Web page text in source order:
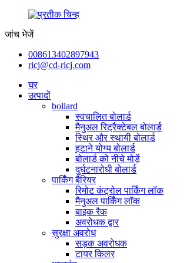
जांच भेजें
008613402897943
ricj@cd-ricj.com
घर
उत्पादों
bollard
स्वचालित बोलार्ड
मैनुअल रिट्रैक्टेबल बोलार्ड
स्थिर और स्थायी बोलार्ड
हटाने योग्य बोलार्ड
बोलार्ड को नीचे मोड़ें
दुर्घटनारोधी बोलार्ड
पार्किंग बैरियर
रिमोट कंट्रोल पार्किंग लॉक
मैनुअल पार्किंग लॉक
बाइक रैक
अवरोधक द्वार
सुरक्षा अवरोध
सड़क अवरोधक
टायर किलर